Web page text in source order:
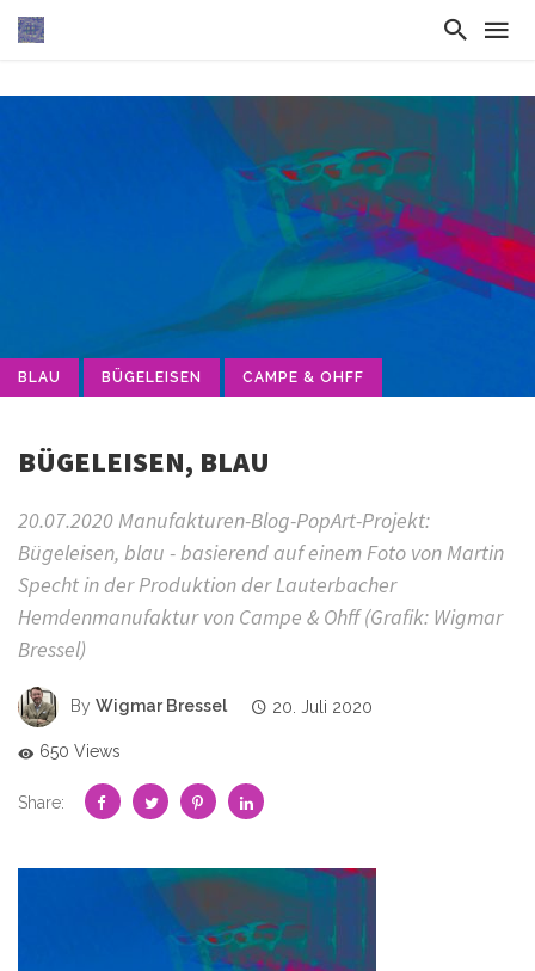
BLAU BÜGELEISEN CAMPE & OHFF
BÜGELEISEN, BLAU
20.07.2020 Manufakturen-Blog-PopArt-Projekt:
Bügeleisen, blau - basierend auf einem Foto von Martin
Specht in der Produktion der Lauterbacher
Hemdenmanufaktur von Campe & Ohff (Grafik: Wigmar
Bressel)
By Wigmar Bressel 20. Juli 2020
650 Views
Share: